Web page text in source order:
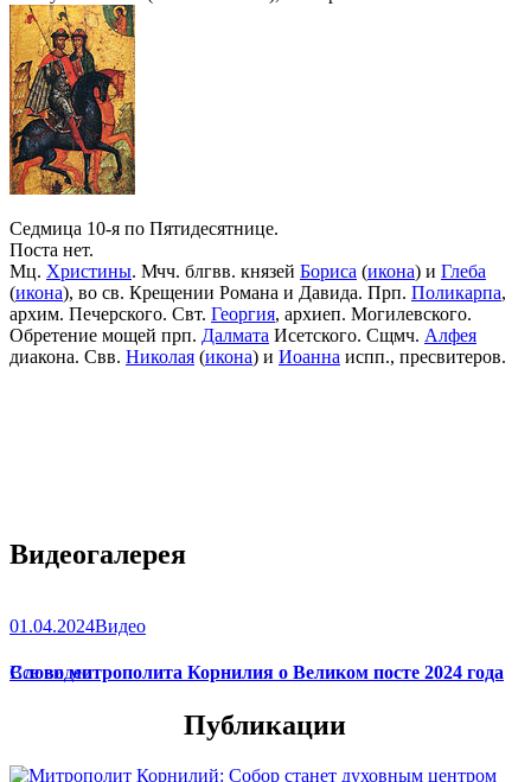
Седмица 10-я по Пятидесятнице.
Поста нет.
Мц. Христины. Мчч. блгвв. князей Бориса (икона) и Глеба
(икона), во св. Крещении Романа и Давида. Прп. Поликарпа,
архим. Печерского. Свт. Георгия, архиеп. Могилевского.
Обретение мощей прп. Далмата Исетского. Сщмч. Алфея
диакона. Свв. Николая (икона) и Иоанна испп., пресвитеров.
Видеогалерея
01.04.2024Видео
Слово митрополита Корнилия о Великом посте 2024 года
Все видео
Публикации